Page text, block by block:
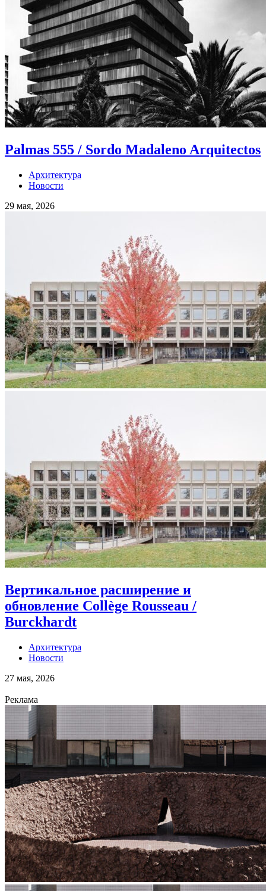
Palmas 555 / Sordo Madaleno Arquitectos
Архитектура
Новости
29 мая, 2026
Вертикальное расширение и
обновление Collège Rousseau /
Burckhardt
Архитектура
Новости
27 мая, 2026
Реклама